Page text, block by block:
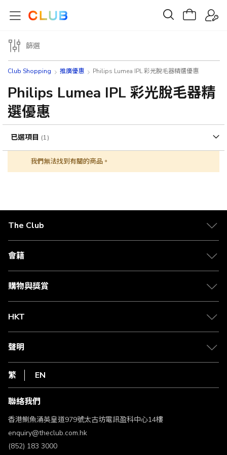
Club Shopping 推廣優惠 Philips Lumea IPL 彩光脫毛器精選優惠
Philips Lumea IPL 彩光脫毛器精
選優惠
我們無法找到有關的商品。
篩選
已選項目
The Club
關於 The Club
合作夥伴
媒體中心
會籍
會籍及專屬禮遇
賺取積分
購物與獎賞
物流與配送
Club Shopping 商品領取站
常見問題
HKT
csl.
1010
HKT
聲明
私隱聲明
使用條款
條款及細則
不歧視及不騷擾聲明
認可牌照及通告
繁 EN
聯絡我們
香港鰂魚涌英皇道979號太古坊電訊盈科中心14樓
enquiry@theclub.com.hk
(852) 183 3000